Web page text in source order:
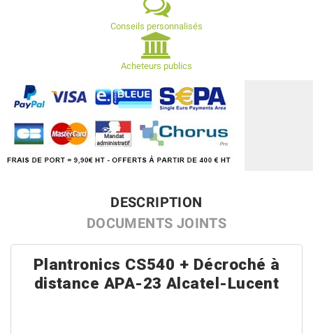
Conseils personnalisés
Acheteurs publics
DESCRIPTION
DOCUMENTS JOINTS
Plantronics CS540 + Décroché à
distance APA-23 Alcatel-Lucent